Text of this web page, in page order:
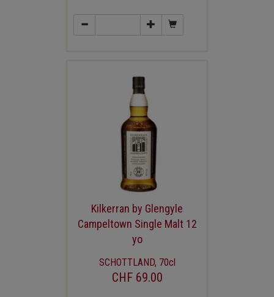
Kilkerran by Glengyle
Campeltown Single Malt 12
yo
SCHOTTLAND, 70cl
CHF 69.00